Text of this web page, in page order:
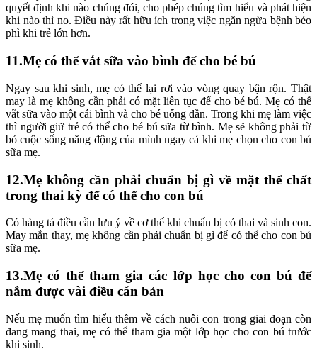
quyết định khi nào chúng đói, cho phép chúng tìm hiểu và phát hiện
khi nào thì no. Điều này rất hữu ích trong việc ngăn ngừa bệnh béo
phì khi trẻ lớn hơn.
11.Mẹ có thể vắt sữa vào bình để cho bé bú
Ngay sau khi sinh, mẹ có thể lại rơi vào vòng quay bận rộn. Thật
may là mẹ không cần phải có mặt liên tục để cho bé bú. Mẹ có thể
vắt sữa vào một cái bình và cho bé uống dần. Trong khi mẹ làm việc
thì người giữ trẻ có thể cho bé bú sữa từ bình. Mẹ sẽ không phải từ
bỏ cuộc sống năng động của mình ngay cả khi mẹ chọn cho con bú
sữa mẹ.
12.Mẹ không cần phải chuẩn bị gì về mặt thể chất
trong thai kỳ để có thể cho con bú
Có hàng tá điều cần lưu ý về cơ thể khi chuẩn bị có thai và sinh con.
May mắn thay, mẹ không cần phải chuẩn bị gì để có thể cho con bú
sữa mẹ.
13.Mẹ có thể tham gia các lớp học cho con bú để
nắm được vài điều căn bản
Nếu mẹ muốn tìm hiểu thêm về cách nuôi con trong giai đoạn còn
đang mang thai, mẹ có thể tham gia một lớp học cho con bú trước
khi sinh.